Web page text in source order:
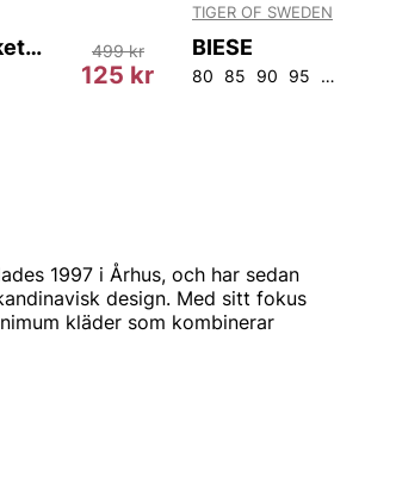
Wilbur Bucket Hat
125 kr
499 kr
TIGER OF SWEDEN
BIESE
80 85 90 95 100
1997 i Århus, och har sedan
design. Med sitt fokus
kläder som kombinerar